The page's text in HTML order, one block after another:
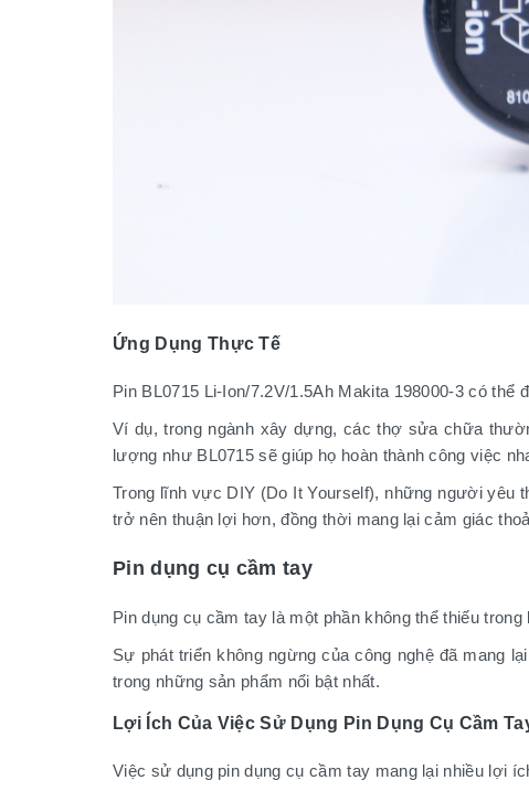
Ứng Dụng Thực Tế
Pin BL0715 Li-Ion/7.2V/1.5Ah Makita 198000-3 có
Ví dụ, trong ngành xây dựng, các thợ sửa chữa
lượng như BL0715 sẽ giúp họ hoàn thành công việc
Trong lĩnh vực DIY (Do It Yourself), những người yêu
trở nên thuận lợi hơn, đồng thời mang lại cảm giác
Pin dụng cụ cầm tay
Pin dụng cụ cầm tay là một phần không thể thiếu
Sự phát triển không ngừng của công nghệ đã mang
trong những sản phẩm nổi bật nhất.
Lợi Ích Của Việc Sử Dụng Pin Dụng Cụ Cầm
Việc sử dụng pin dụng cụ cầm tay mang lại nhiều lợi